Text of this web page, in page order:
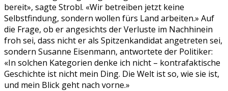
bereit», sagte Strobl. «Wir betreiben jetzt keine
Selbstfindung, sondern wollen fürs Land arbeiten.» Auf
die Frage, ob er angesichts der Verluste im Nachhinein
froh sei, dass nicht er als Spitzenkandidat angetreten sei,
sondern Susanne Eisenmann, antwortete der Politiker:
«In solchen Kategorien denke ich nicht – kontrafaktische
Geschichte ist nicht mein Ding. Die Welt ist so, wie sie ist,
und mein Blick geht nach vorne.»